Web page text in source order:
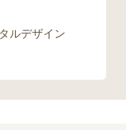
ルデザイン